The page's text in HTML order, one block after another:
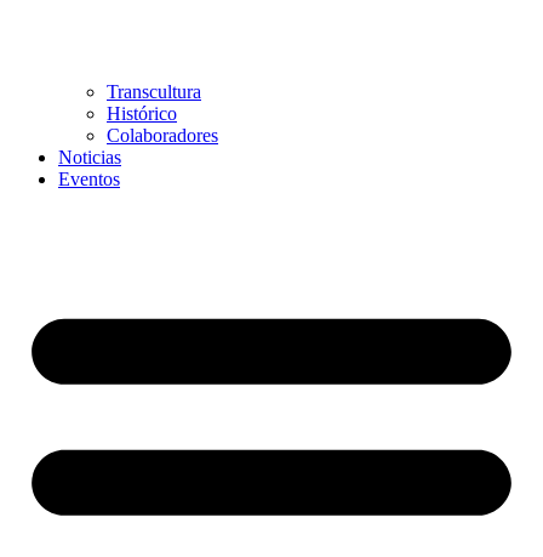
Transcultura
Histórico
Colaboradores
Noticias
Eventos